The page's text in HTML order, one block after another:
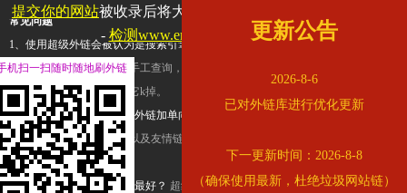
常见问题
1、使用超级外链会被认为是搜索引擎优化作弊吗？ 超级外链只是一个简便而集成
查询工具，模拟的是正常手工查询，不是作弊。如果是作弊，那您可以使用超级外
推广竞争对手的网址，让它k掉。
2、网站优化单纯依靠超级外链加单向链接可行吗？
链，需要结合普通的外链以及友情链接，您可以到站长论坛发布外链，到友情链接
台交换友情链接。
3、如何使用超级外链效果最好？ 超级外链不同于普通的外链，它是动态的链接，
提交你的网站被收录后将大幅提升流量和外链，
- 检测www.enread.com是否收录
更新公告
2026-8-6
已对外链库进行优化更新
下一更新时间：2026-8-8
（确保使用最新，杜绝垃圾网站链）
机扫一扫随时随地刷外链